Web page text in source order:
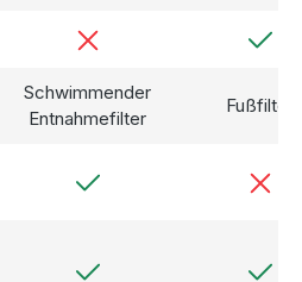
Schwimmender
Entnahmefilter
Fußfilter